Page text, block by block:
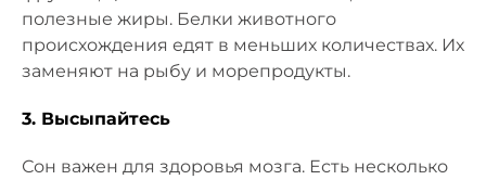
полезные жиры. Белки животного
происхождения едят в меньших количествах. Их
заменяют на рыбу и морепродукты.
3. Высыпайтесь
Сон важен для здоровья мозга. Есть несколько